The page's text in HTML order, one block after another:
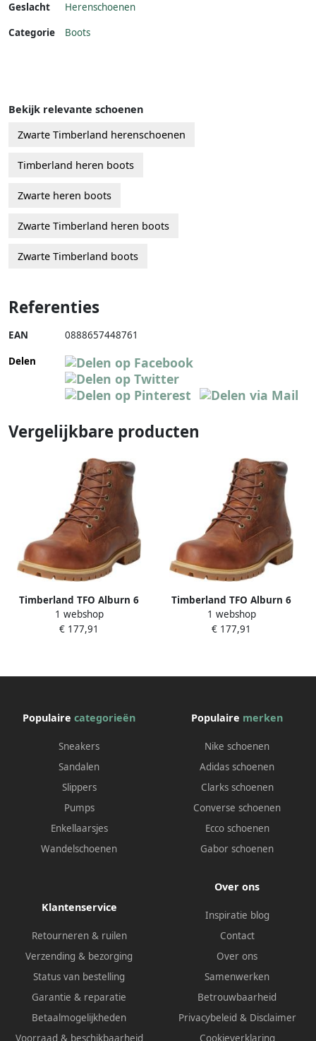
Geslacht
Herenschoenen
Categorie
Boots
Bekijk relevante schoenen
Zwarte Timberland herenschoenen
Timberland heren boots
Zwarte heren boots
Zwarte Timberland heren boots
Zwarte Timberland boots
Referenties
EAN 0888657448761
Delen
Vergelijkbare producten
Timberland TFO Alburn 6
Inch Waterproof Heren Boots
1 webshop
€ 177,91
Timberland TFO Alburn 6
Inch Waterproof Heren Boots
1 webshop
€ 177,91
Populaire categorieën
Sneakers
Sandalen
Slippers
Pumps
Enkellaarsjes
Wandelschoenen
Populaire merken
Nike schoenen
Adidas schoenen
Clarks schoenen
Converse schoenen
Ecco schoenen
Gabor schoenen
Klantenservice
Retourneren & ruilen
Verzending & bezorging
Status van bestelling
Garantie & reparatie
Betaalmogelijkheden
Over ons
Inspiratie blog
Contact
Over ons
Samenwerken
Betrouwbaarheid
Privacybeleid & Disclaimer